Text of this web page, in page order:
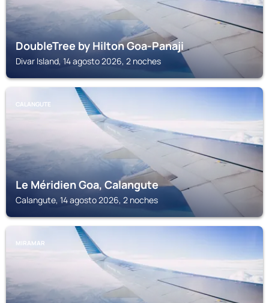
DoubleTree by Hilton Goa-Panaji
Divar Island, 14 agosto 2026, 2 noches
CALANGUTE
Le Méridien Goa, Calangute
Calangute, 14 agosto 2026, 2 noches
MIRAMAR